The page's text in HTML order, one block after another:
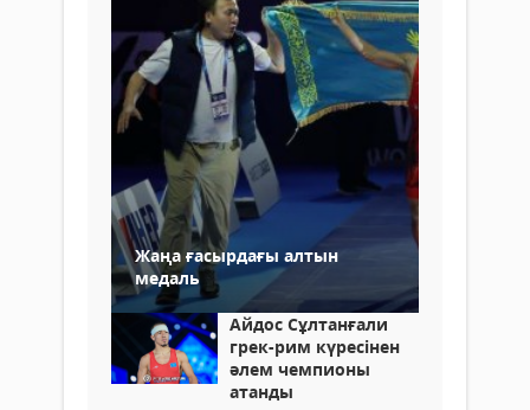
Жаңа ғасырдағы алтын
медаль
Айдос Сұлтанғали
грек-рим күресінен
әлем чемпионы
атанды